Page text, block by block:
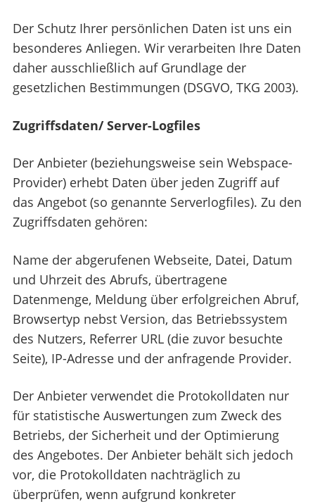
Der Schutz Ihrer persönlichen Daten ist uns ein
besonderes Anliegen. Wir verarbeiten Ihre Daten
daher ausschließlich auf Grundlage der
gesetzlichen Bestimmungen (DSGVO, TKG 2003).
Zugriffsdaten/ Server-Logfiles
Der Anbieter (beziehungsweise sein Webspace-
Provider) erhebt Daten über jeden Zugriff auf
das Angebot (so genannte Serverlogfiles). Zu den
Zugriffsdaten gehören:
Name der abgerufenen Webseite, Datei, Datum
und Uhrzeit des Abrufs, übertragene
Datenmenge, Meldung über erfolgreichen Abruf,
Browsertyp nebst Version, das Betriebssystem
des Nutzers, Referrer URL (die zuvor besuchte
Seite), IP-Adresse und der anfragende Provider.
Der Anbieter verwendet die Protokolldaten nur
für statistische Auswertungen zum Zweck des
Betriebs, der Sicherheit und der Optimierung
des Angebotes. Der Anbieter behält sich jedoch
vor, die Protokolldaten nachträglich zu
überprüfen, wenn aufgrund konkreter